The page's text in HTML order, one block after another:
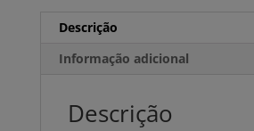
Descrição
Informação adicional
Descrição